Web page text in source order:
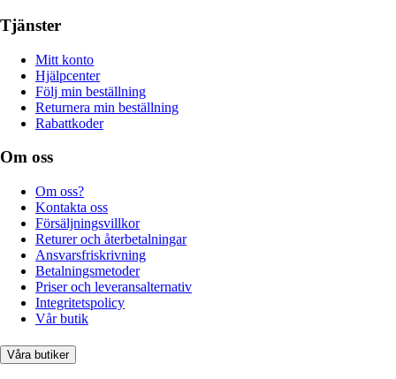
Tjänster
Mitt konto
Hjälpcenter
Följ min beställning
Returnera min beställning
Rabattkoder
Om oss
Om oss?
Kontakta oss
Försäljningsvillkor
Returer och återbetalningar
Ansvarsfriskrivning
Betalningsmetoder
Priser och leveransalternativ
Integritetspolicy
Vår butik
Våra butiker